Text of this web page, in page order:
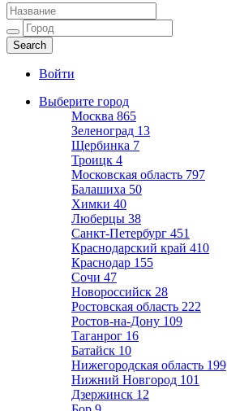
Ветеринарные клиники
Адреса и телефоны
Войти
Выберите город
Москва 865
Зеленоград 13
Щербинка 7
Троицк 4
Московская область 797
Балашиха 50
Химки 40
Люберцы 38
Санкт-Петербург 451
Краснодарский край 410
Краснодар 155
Сочи 47
Новороссийск 28
Ростовская область 222
Ростов-на-Дону 109
Таганрог 16
Батайск 10
Нижегородская область 199
Нижний Новгород 101
Дзержинск 12